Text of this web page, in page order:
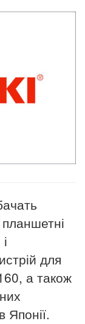
для
а також
Японії.